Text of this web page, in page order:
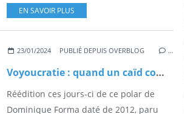
EN SAVOIR PLUS
23/01/2024 PUBLIÉ DEPUIS OVERBLOG …
Voyoucratie : quand un caïd compte ses points retraite
Réédition ces jours-ci de ce polar de
Dominique Forma daté de 2012, paru